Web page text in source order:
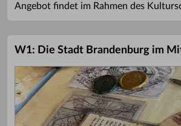
Angebot findet im Rahmen des
W1: Die Stadt Brandenburg im